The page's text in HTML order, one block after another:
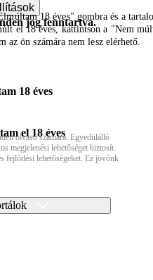
18 éves" gombra és a
el 18 éves, kattintson a "Nem
az ön számára nem lesz elérhető.
18 éves
el 18 éves
jog fenntartva.
olvasó számára. Egyedülálló
megjelenési lehetőséget biztosít.
fejlődési lehetőségeket. Ez jövőnk